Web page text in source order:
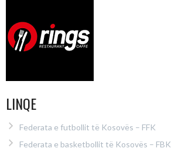
LINQE
Federata e futbollit të Kosovës – FFK
Federata e basketbollit të Kosovës – FBK